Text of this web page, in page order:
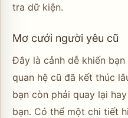
tra dữ kiện.
Mơ cưới người yêu cũ
Đây là cảnh dễ khiến
quan hệ cũ đã kết thúc
bạn còn phải quay lại
bạn. Có thể một chi tiết